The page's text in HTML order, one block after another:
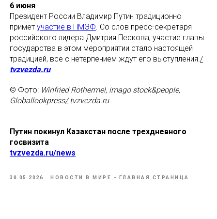
6 июня
Президент России Владимир Путин традиционно
примет участие в ПМЭФ . Со слов пресс-секретаря
российского лидера Дмитрия Пескова, участие главы
государства в этом мероприятии стало настоящей
традицией, все с нетерпением ждут его выступления. /
tvzvezda.ru
© Фото: Winfried Rothermel, imago stock&people,
Globallookpress/tvzvezda.ru
Путин покинул Казахстан после трехдневного
госвизита
tvzvezda.ru/news
30.05.2026 НОВОСТИ В МИРЕ - ГЛАВНАЯ СТРАНИЦА